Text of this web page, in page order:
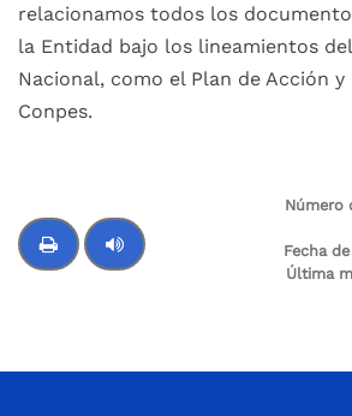
relacionamos todos los
la Entidad bajo los lineamientos
Nacional, como el Plan de Acción
Conpes.
Número
Fecha
Última